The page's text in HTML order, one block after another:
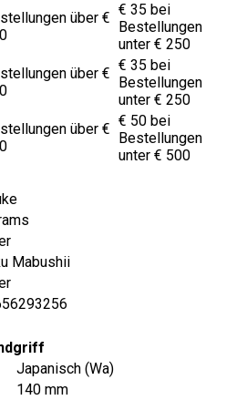
über € € 35 bei
Bestellungen
unter € 250
über € € 35 bei
Bestellungen
unter € 250
über € € 50 bei
Bestellungen
unter € 500
Mabushii
Japanisch (Wa)
140 mm